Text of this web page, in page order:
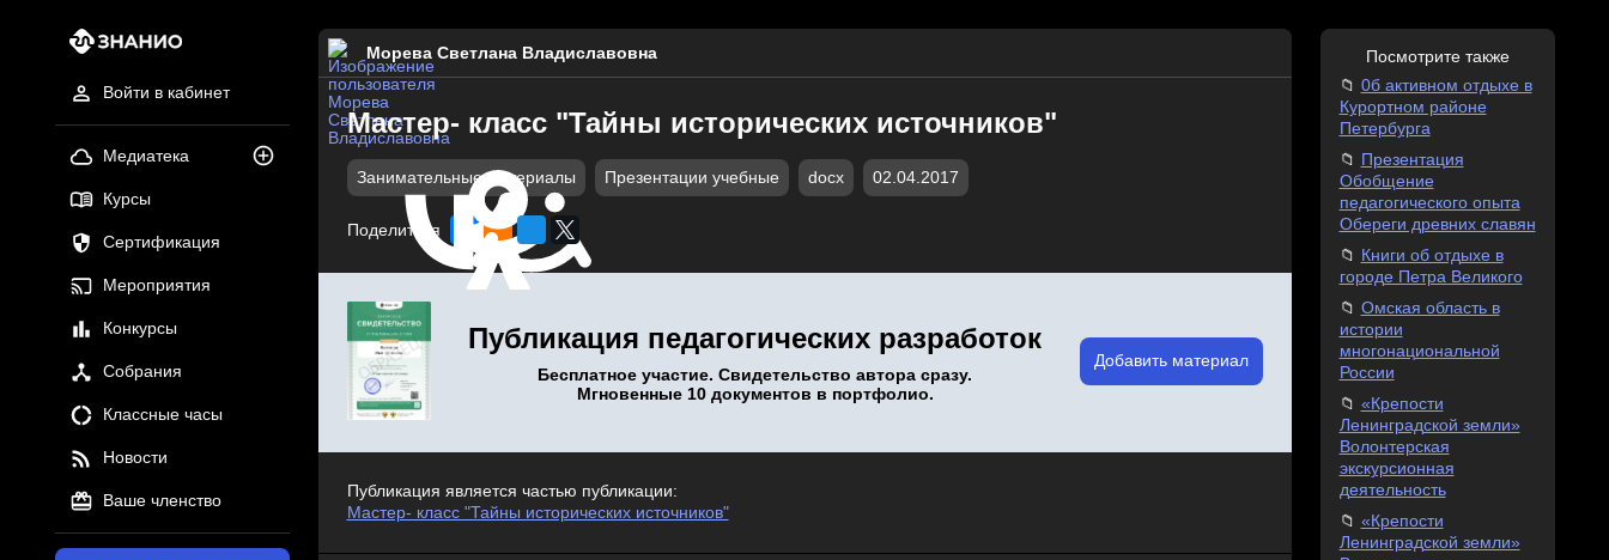
Войти в кабинет
Медиатека
Курсы
Сертификация
Мероприятия
Конкурсы
Собрания
Классные часы
Новости
Ваше членство
Морева Светлана Владиславовна
Мастер- класс "Тайны исторических источников"
Занимательные материалы Презентации учебные docx 02.04.2017
Поделиться
Публикация педагогических разработок
Бесплатное участие. Свидетельство автора сразу.
Мгновенные 10 документов в портфолио.
Добавить материал
Публикация является частью публикации:
Мастер- класс "Тайны исторических источников"
Посмотрите также
0б активном отдыхе в
Курортном районе
Петербурга
Презентация
Обобщение
педагогического опыта
Обереги древних славян
Книги об отдыхе в
городе Петра Великого
Омская область в
истории
многонациональной
России
«Крепости
Ленинградской земли»
Волонтерская
экскурсионная
деятельность
«Крепости
Ленинградской земли»